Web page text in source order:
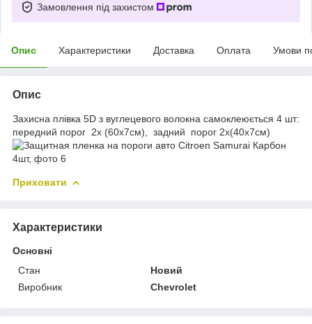
Замовлення під захистом
Опис Характеристики Доставка Оплата Умови
Опис
Захисна плівка 5D з вуглецевого волокна самоклеюється 4 шт:
передний порог 2х (60х7см), задний порог 2х(40х7см)
Приховати
Характеристики
Основні
Стан
Новий
Виробник
Chevrolet